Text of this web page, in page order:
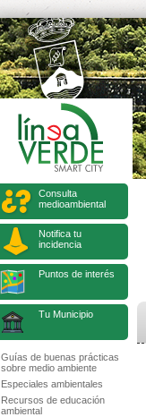
Consulta
medioambiental
Notifica tu
incidencia
Puntos de interés
Tu Municipio
Guías de buenas prácticas
sobre medio ambiente
Especiales ambientales
Recursos de educación
ambiental